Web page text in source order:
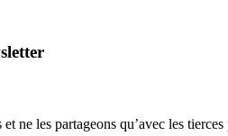
ne les partageons qu’avec les